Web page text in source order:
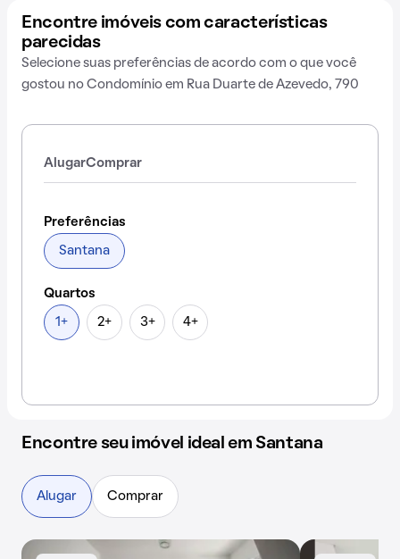
Encontre imóveis com características
parecidas
Selecione suas preferências de acordo com o que você
gostou no Condomínio em Rua Duarte de Azevedo, 790
AlugarComprar
Preferências
Santana
Quartos
1+ 2+ 3+ 4+
Encontre seu imóvel ideal em Santana
Alugar Comprar